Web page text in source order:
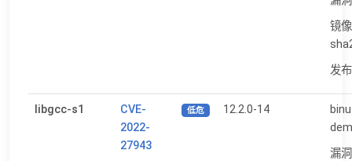
镜
发
libgcc-s1
CVE-
2022-
27943
低危 12.2.0-14
漏